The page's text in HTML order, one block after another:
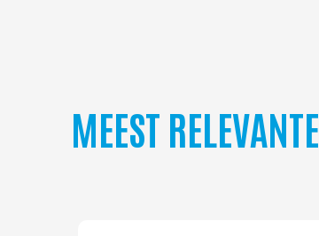
MEEST RELEVANTE